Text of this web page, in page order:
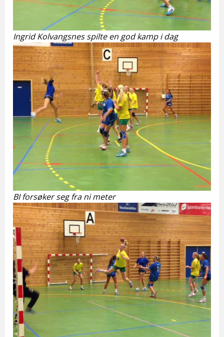
Ingrid Kolvangsnes spilte en god kamp i dag
BI forsøker seg fra ni meter